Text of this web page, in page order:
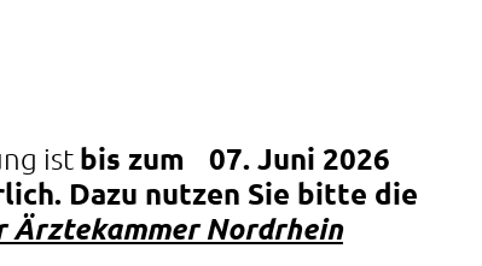
ist bis zum 07. Juni 2026
Dazu nutzen Sie bitte die
Ärztekammer Nordrhein